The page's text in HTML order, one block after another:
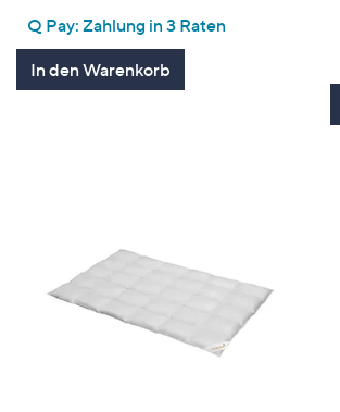
5
Q Pay: Zahlung in 3 Raten
In den Warenkorb